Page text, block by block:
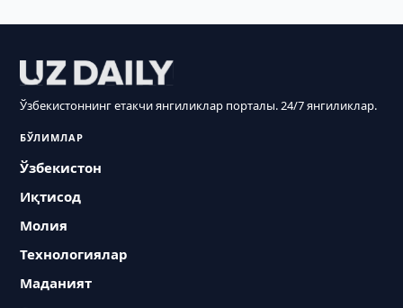
Ўзбекистоннинг етакчи янгиликлар порталы. 24/7 янгиликлар.
БЎЛИМЛАР
Ўзбекистон
Иқтисод
Молия
Технологиялар
Маданият